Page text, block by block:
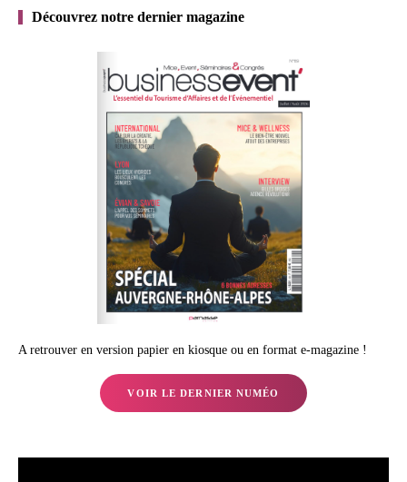
Découvrez notre dernier magazine
A retrouver en version papier en kiosque ou en format e-magazine !
VOIR LE DERNIER NUMÉO